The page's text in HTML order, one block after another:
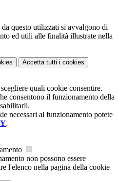
questo utilizzati si avvalgono di
ed utili alle finalità illustrate nella
Accetta tutti i cookies
quali cookie consentire.
consentono il funzionamento della
necessari al funzionamento potete
.
non possono essere
l'elenco nella pagina della cookie